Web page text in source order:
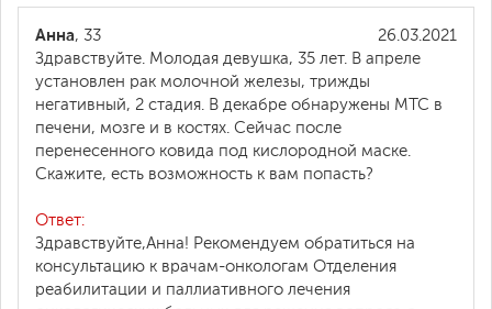
26.03.2021
Анна, 33
Здравствуйте. Молодая девушка, 35 лет. В апреле
установлен рак молочной железы, трижды
негативный, 2 стадия. В декабре обнаружены МТС в
печени, мозге и в костях. Сейчас после
перенесенного ковида под кислородной маске.
Скажите, есть возможность к вам попасть?
Ответ:
Здравствуйте,Анна! Рекомендуем обратиться на
консультацию к врачам-онкологам Отделения
реабилитации и паллиативного лечения